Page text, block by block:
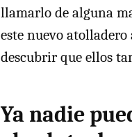
llamarlo de alguna
este nuevo
descubrir que ellos
Ya nadie